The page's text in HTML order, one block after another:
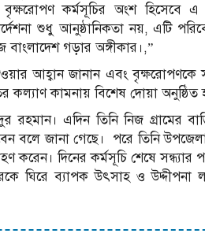
বৃক্ষরোপণ কর্মসূচির অংশ হিসেবে এ
শুধু আনুষ্ঠানিকতা নয়, এটি
গড়ার অঙ্গীকার।,”
আহ্বান জানান এবং বৃক্ষরোপণকে
কামনায় বিশেষ দোয়া অনুষ্ঠিত
রহমান। এদিন তিনি নিজ গ্রামের
বলে জানা গেছে। পরে তিনি
করেন। দিনের কর্মসূচি শেষে সন্ধ্যার
ঘিরে ব্যাপক উৎসাহ ও উদ্দীপনা